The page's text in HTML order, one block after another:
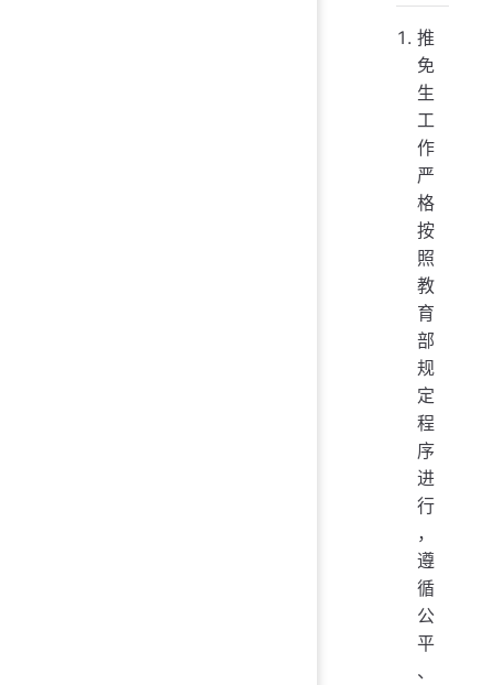
推
免
生
工
作
严
格
按
照
教
育
部
规
定
程
序
进
行
，
遵
循
公
平
、